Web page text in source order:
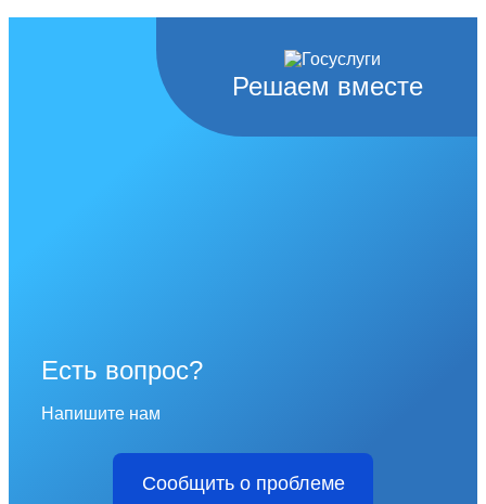
Решаем вместе
Есть вопрос?
Напишите нам
Сообщить о проблеме